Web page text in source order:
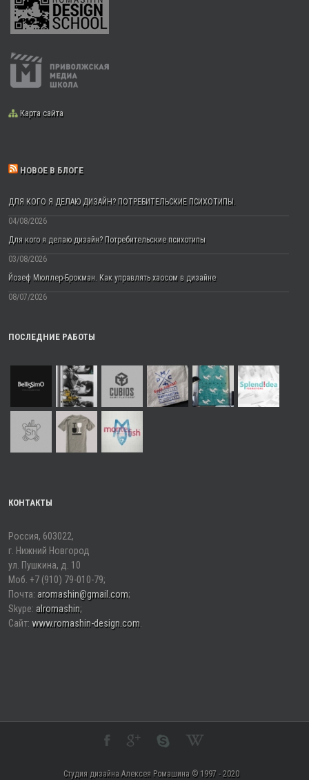
Карта сайта
НОВОЕ В БЛОГЕ
ДЛЯ КОГО Я ДЕЛАЮ ДИЗАЙН? ПОТРЕБИТЕЛЬСКИЕ ПСИХОТИПЫ.
04/08/2026
Для кого я делаю дизайн? Потребительские психотипы
03/08/2026
Йозеф Мюллер-Брокман. Как управлять хаосом в дизайне
08/07/2026
ПОСЛЕДНИЕ РАБОТЫ
КОНТАКТЫ
Россия, 603022,
г. Нижний Новгород
ул. Пушкина, д. 10
Моб. +7 (910) 79-010-79;
Почта: aromashin@gmail.com;
Skype: alromashin;
Сайт: www.romashin-design.сom
Студия дизайна Алексея Ромашина © 1997 - 2020